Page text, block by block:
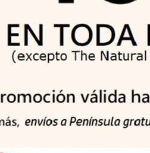
los resultados del tratamiento.